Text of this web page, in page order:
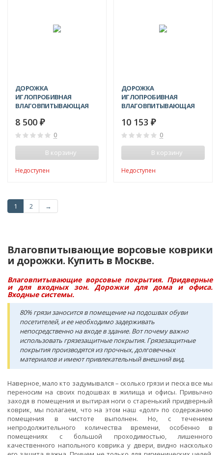
ДОРОЖКА
ИГЛОПРОБИВНАЯ
ВЛАГОВПИТЫВАЮЩАЯ
8 500 ₽
0
В корзину
Недоступен
ДОРОЖКА
ИГЛОПРОБИВНАЯ
ВЛАГОВПИТЫВАЮЩАЯ
10 153 ₽
0
В корзину
Недоступен
1 2 →
Влаговпитывающие ворсовые коврики
и дорожки. Купить в Москве.
Влаговпитывающие ворсовые покрытия. Придверные
и для входных зон. Дорожки для дома и офиса.
Входные системы.
80% грязи заносится в помещение на подошвах обуви
посетителей, и ее необходимо задерживать
непосредственно на входе в здание. Вот почему важно
использовать грязезащитные покрытия. Грязезащитные
покрытия производятся из прочных, долговечных
материалов и имеют привлекательный внешний вид.
Наверное, мало кто задумывался – сколько грязи и песка все мы
переносим на своих подошвах в жилища и офисы. Привычно
заходя в помещения и вытирая ноги о старенький придверный
коврик, мы полагаем, что на этом наш «долг» по содержанию
помещения в чистоте выполнен. Но, с течением
непродолжительного количества времени, особенно в
помещениях с большой проходимостью, лишенного
качественного напольного коврика у двери, видно насколько